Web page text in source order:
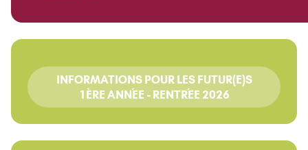
INFORMATIONS POUR LES FUTUR(E)S
1ÈRE ANNÉE - RENTRÉE 2026